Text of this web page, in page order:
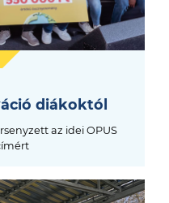
diákoktól
az idei OPUS